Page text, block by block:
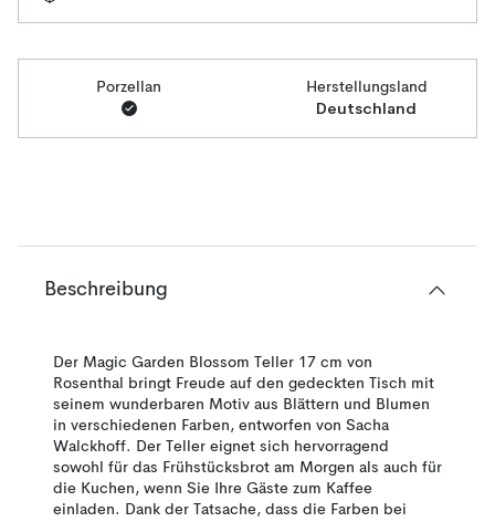
Porzellan Herstellungsland
Deutschland
Beschreibung
Der Magic Garden Blossom Teller 17 cm von
Rosenthal bringt Freude auf den gedeckten Tisch mit
seinem wunderbaren Motiv aus Blättern und Blumen
in verschiedenen Farben, entworfen von Sacha
Walckhoff. Der Teller eignet sich hervorragend
sowohl für das Frühstücksbrot am Morgen als auch für
die Kuchen, wenn Sie Ihre Gäste zum Kaffee
einladen. Dank der Tatsache, dass die Farben bei